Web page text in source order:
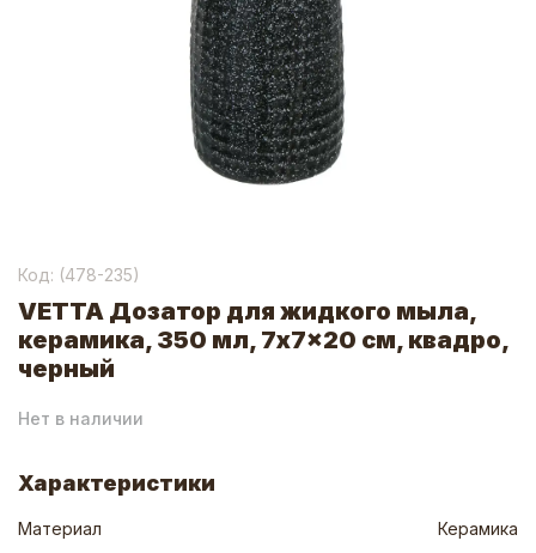
Код: (478-235)
VETTA Дозатор для жидкого мыла,
керамика, 350 мл, 7x7x20 см, квадро,
черный
Нет в наличии
Характеристики
Материал
Керамика